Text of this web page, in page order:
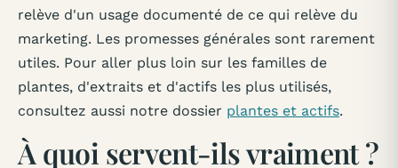
relève d'un usage documenté de ce qui relève du
marketing. Les promesses générales sont rarement
utiles. Pour aller plus loin sur les familles de
plantes, d'extraits et d'actifs les plus utilisés,
consultez aussi notre dossier plantes et actifs.
À quoi servent-ils vraiment ?